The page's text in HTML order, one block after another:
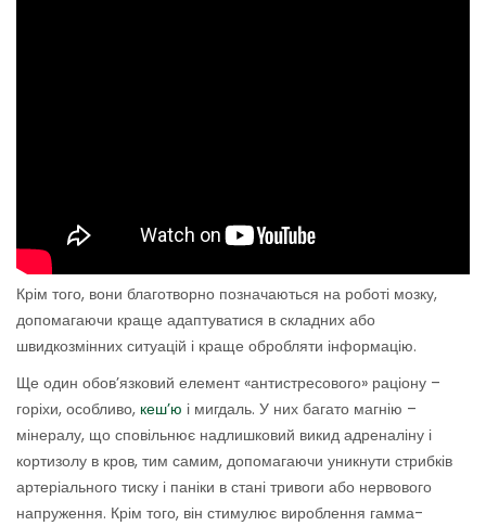
Крім того, вони благотворно позначаються на роботі мозку,
допомагаючи краще адаптуватися в складних або
швидкозмінних ситуацій і краще обробляти інформацію.
Ще один обов’язковий елемент «антистресового» раціону –
горіхи, особливо, кеш’ю і мигдаль. У них багато магнію –
мінералу, що сповільнює надлишковий викид адреналіну і
кортизолу в кров, тим самим, допомагаючи уникнути стрибків
артеріального тиску і паніки в стані тривоги або нервового
напруження. Крім того, він стимулює вироблення гамма-